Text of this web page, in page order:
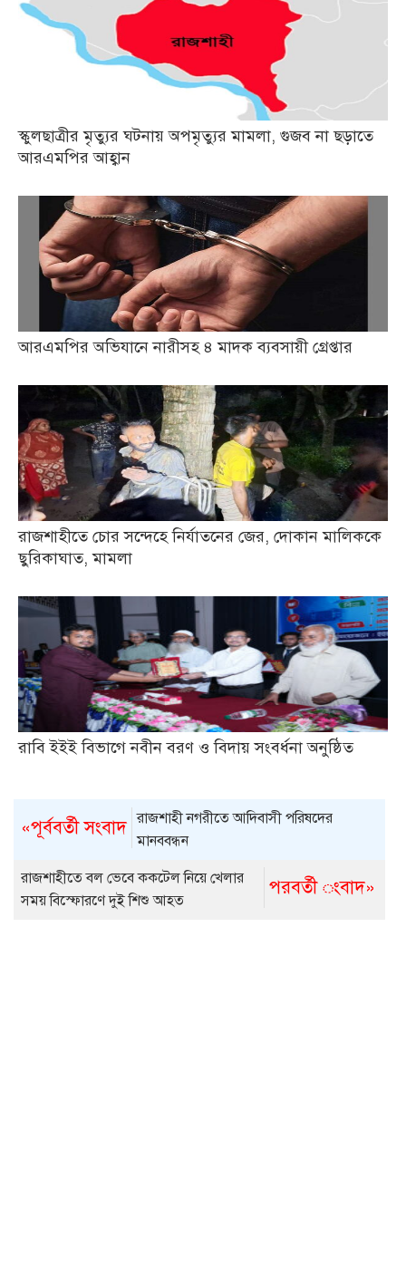
স্কুলছাত্রীর মৃত্যুর ঘটনায় অপমৃত্যুর মামলা, গুজব না ছড়াতে
আরএমপির আহ্বান
আরএমপির অভিযানে নারীসহ ৪ মাদক ব্যবসায়ী গ্রেপ্তার
রাজশাহীতে চোর সন্দেহে নির্যাতনের জের, দোকান মালিককে
ছুরিকাঘাত, মামলা
রাবি ইইই বিভাগে নবীন বরণ ও বিদায় সংবর্ধনা অনুষ্ঠিত
«পূর্ববর্তী সংবাদ রাজশাহী নগরীতে আদিবাসী পরিষদের
মানববন্ধন
পরবর্তী ংবাদ»
রাজশাহীতে বল ভেবে ককটেল নিয়ে খেলার
সময় বিস্ফোরণে দুই শিশু আহত